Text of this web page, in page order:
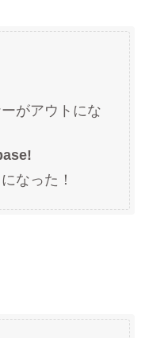
がアウトにな
なった！